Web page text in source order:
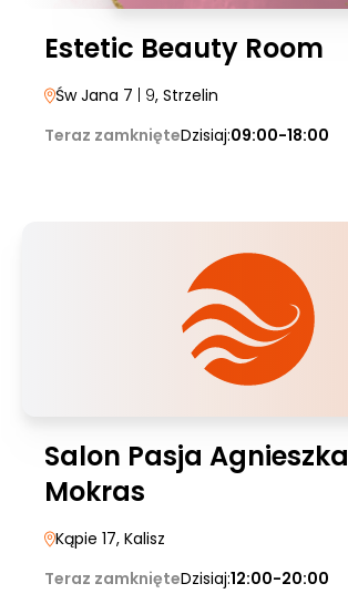
Estetic Beauty Room
Św Jana 7 | 9, Strzelin
Teraz zamknięteDzisiaj:09:00-18:00
Salon Pasja Agnieszka
Mokras
Kąpie 17, Kalisz
Teraz zamknięteDzisiaj:12:00-20:00